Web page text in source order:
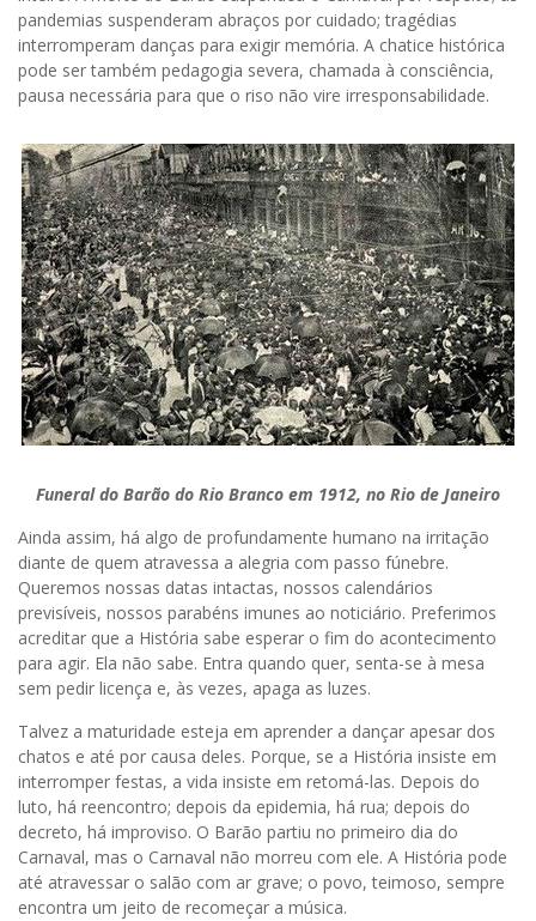
pandemias suspenderam abraços por cuidado; tragédias
interromperam danças para exigir memória. A chatice histórica
pode ser também pedagogia severa, chamada à consciência,
pausa necessária para que o riso não vire irresponsabilidade.
Funeral do Barão do Rio Branco em 1912, no Rio de Janeiro
Ainda assim, há algo de profundamente humano na irritação
diante de quem atravessa a alegria com passo fúnebre.
Queremos nossas datas intactas, nossos calendários
previsíveis, nossos parabéns imunes ao noticiário. Preferimos
acreditar que a História sabe esperar o fim do acontecimento
para agir. Ela não sabe. Entra quando quer, senta-se à mesa
sem pedir licença e, às vezes, apaga as luzes.
Talvez a maturidade esteja em aprender a dançar apesar dos
chatos e até por causa deles. Porque, se a História insiste em
interromper festas, a vida insiste em retomá-las. Depois do
luto, há reencontro; depois da epidemia, há rua; depois do
decreto, há improviso. O Barão partiu no primeiro dia do
Carnaval, mas o Carnaval não morreu com ele. A História pode
até atravessar o salão com ar grave; o povo, teimoso, sempre
encontra um jeito de recomeçar a música.